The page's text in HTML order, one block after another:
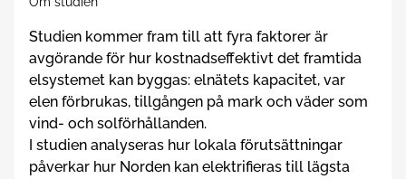
Studien kommer fram till att fyra faktorer är
avgörande för hur kostnadseffektivt det framtida
elsystemet kan byggas: elnätets kapacitet, var
elen förbrukas, tillgången på mark och väder som
vind- och solförhållanden.
I studien analyseras hur lokala förutsättningar
påverkar hur Norden kan elektrifieras till lägsta